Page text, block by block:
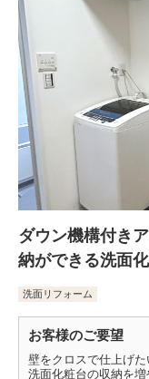
ダウン機構付き
納ができる洗面
洗面リフォーム
お客様のご要望
壁をクロスで仕上げた
洗面化粧台の収納を増